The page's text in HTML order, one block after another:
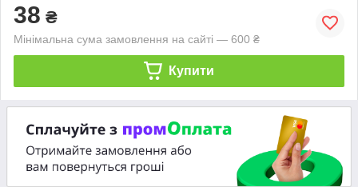
38 ₴
Мінімальна сума замовлення на сайті — 600 ₴
Купити